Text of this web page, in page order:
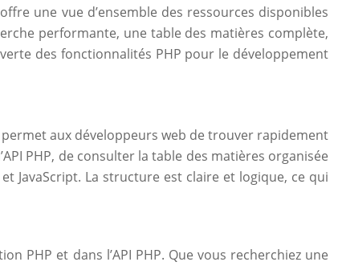
une vue d’ensemble des ressources disponibles
performante, une table des matières complète,
des fonctionnalités PHP pour le développement
aux développeurs web de trouver rapidement
PHP, de consulter la table des matières organisée
JavaScript. La structure est claire et logique, ce qui
PHP et dans l’API PHP. Que vous recherchiez une